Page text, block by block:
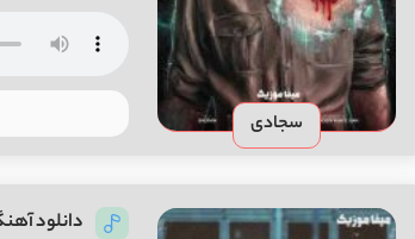
سجادی
دانلود